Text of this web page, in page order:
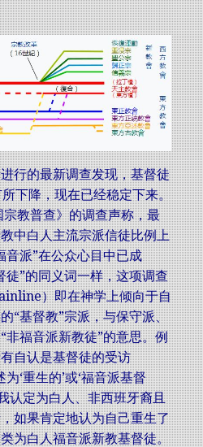
行的最新调查发现，基督徒
下降，现在已经稳定下来。
教普查》的调查声称，最
中白人主流宗派信徒比例上
音派”在公众心目中已成
徒”的同义词一样，这项调查
）即在神学上倾向于自
“基督教”宗派，与保守派、
非福音派新教徒”的意思。例
自认是基督徒的受访
‘重生的’或‘福音派基督
认定为白人、非西班牙裔且
如果肯定地认为自己重生了
为白人福音派新教基督徒。